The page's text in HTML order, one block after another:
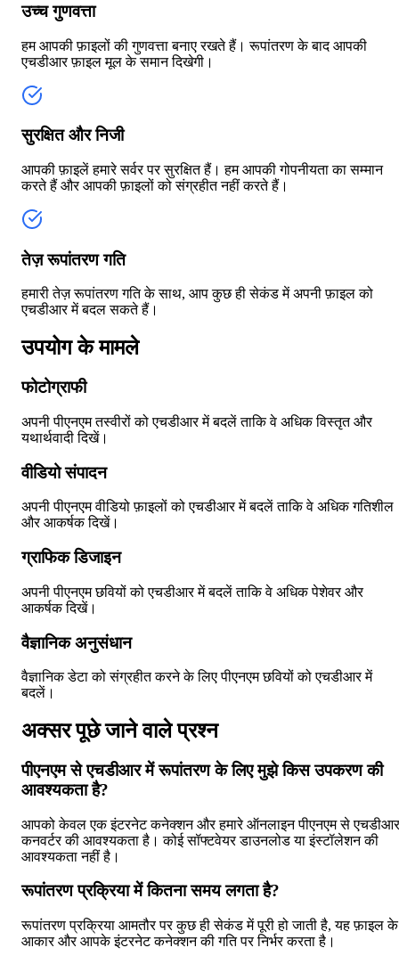
उच्च गुणवत्ता
हम आपकी फ़ाइलों की गुणवत्ता बनाए रखते हैं। रूपांतरण के बाद आपकी
एचडीआर फ़ाइल मूल के समान दिखेगी।
सुरक्षित और निजी
आपकी फ़ाइलें हमारे सर्वर पर सुरक्षित हैं। हम आपकी गोपनीयता का सम्मान
करते हैं और आपकी फ़ाइलों को संग्रहीत नहीं करते हैं।
तेज़ रूपांतरण गति
हमारी तेज़ रूपांतरण गति के साथ, आप कुछ ही सेकंड में अपनी फ़ाइल को
एचडीआर में बदल सकते हैं।
उपयोग के मामले
फोटोग्राफी
अपनी पीएनएम तस्वीरों को एचडीआर में बदलें ताकि वे अधिक विस्तृत और
यथार्थवादी दिखें।
वीडियो संपादन
अपनी पीएनएम वीडियो फ़ाइलों को एचडीआर में बदलें ताकि वे अधिक गतिशील
और आकर्षक दिखें।
ग्राफिक डिजाइन
अपनी पीएनएम छवियों को एचडीआर में बदलें ताकि वे अधिक पेशेवर और
आकर्षक दिखें।
वैज्ञानिक अनुसंधान
वैज्ञानिक डेटा को संग्रहीत करने के लिए पीएनएम छवियों को एचडीआर में
बदलें।
अक्सर पूछे जाने वाले प्रश्न
पीएनएम से एचडीआर में रूपांतरण के लिए मुझे किस उपकरण की
आवश्यकता है?
आपको केवल एक इंटरनेट कनेक्शन और हमारे ऑनलाइन पीएनएम से एचडीआर
कनवर्टर की आवश्यकता है। कोई सॉफ्टवेयर डाउनलोड या इंस्टॉलेशन की
आवश्यकता नहीं है।
रूपांतरण प्रक्रिया में कितना समय लगता है?
रूपांतरण प्रक्रिया आमतौर पर कुछ ही सेकंड में पूरी हो जाती है, यह फ़ाइल के
आकार और आपके इंटरनेट कनेक्शन की गति पर निर्भर करता है।